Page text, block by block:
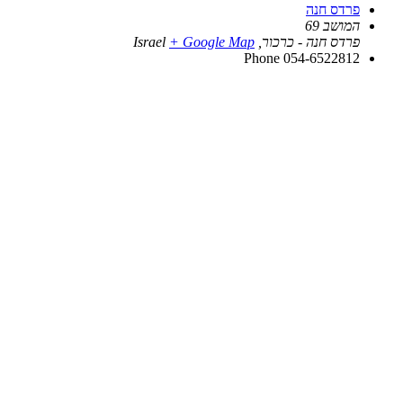
פרדס חנה
המושב 69
פרדס חנה - כרכור
Israel + Google Map
Phone 054-6522812